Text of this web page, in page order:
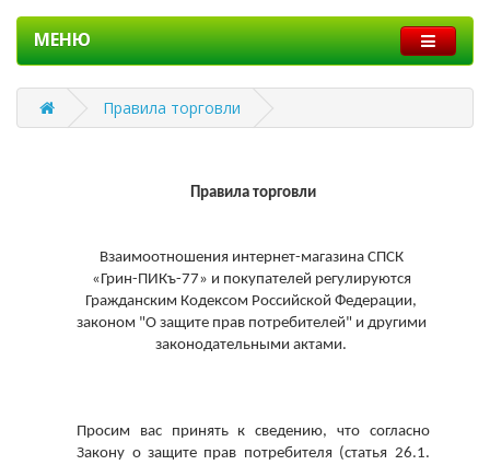
МЕНЮ
Правила торговли
Правила торговли
Взаимоотношения интернет-магазина СПСК
«Грин-ПИКъ-77» и покупателей регулируются
Гражданским Кодексом Российской Федерации,
законом "О защите прав потребителей" и другими
законодательными актами.
Просим вас принять к сведению, что согласно
Закону о защите прав потребителя (статья 26.1.